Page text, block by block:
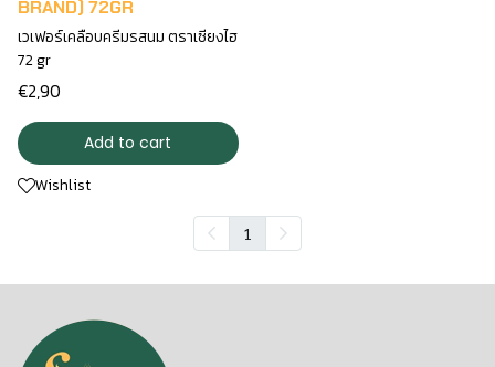
BRAND) 72GR
เวเฟอร์เคลือบครีมรสนม ตราเซียงไฮ
72 gr
€2,90
Add to cart
Wishlist
1